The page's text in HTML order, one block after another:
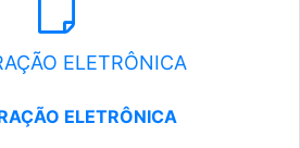
ELETRÔNICA
ELETRÔNICA